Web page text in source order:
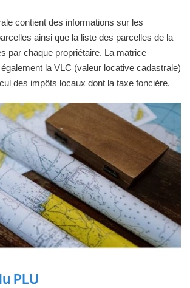
contient des informations sur les
ainsi que la liste des parcelles de la
par chaque propriétaire. La matrice
la VLC (valeur locative cadastrale)
des impôts locaux dont la taxe foncière.
PLU